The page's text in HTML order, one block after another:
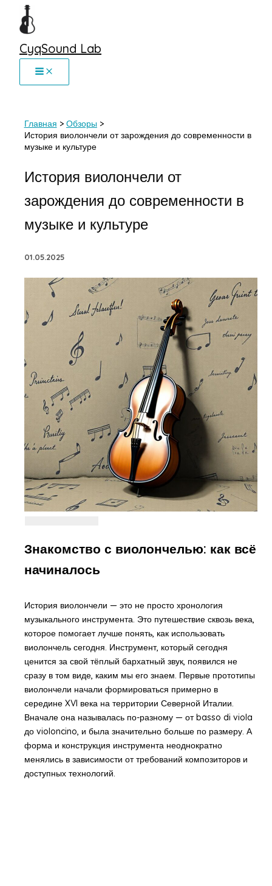
Перейти
CyqSound Lab
Главная
Обзоры
История виолончели от зарождения до современности в
музыке и культуре
История виолончели от
зарождения до современности в
музыке и культуре
01.05.2025
Знакомство с виолончелью: как всё
начиналось
История виолончели — это не просто хронология
музыкального инструмента. Это путешествие сквозь века,
которое помогает лучше понять, как использовать
виолончель сегодня. Инструмент, который сегодня
ценится за свой тёплый бархатный звук, появился не
сразу в том виде, каким мы его знаем. Первые прототипы
виолончели начали формироваться примерно в
середине XVI века на территории Северной Италии.
Вначале она называлась по-разному — от basso di viola
до violoncino, и была значительно больше по размеру. А
форма и конструкция инструмента неоднократно
менялись в зависимости от требований композиторов и
доступных технологий.